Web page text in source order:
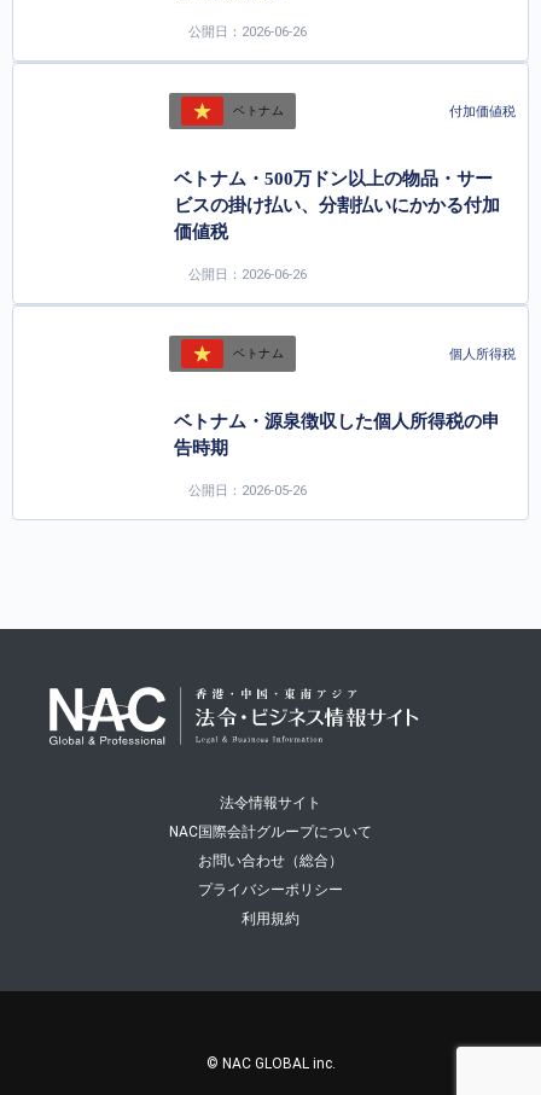
公開日：2026-06-26
ベトナム 付加価値税
ベトナム・500万ドン以上の物品・サー
ビスの掛け払い、分割払いにかかる付加
価値税
公開日：2026-06-26
ベトナム 個人所得税
ベトナム・源泉徴収した個人所得税の申
告時期
公開日：2026-05-26
法令情報サイト
NAC国際会計グループについて
お問い合わせ（総合）
プライバシーポリシー
利用規約
© NAC GLOBAL inc.